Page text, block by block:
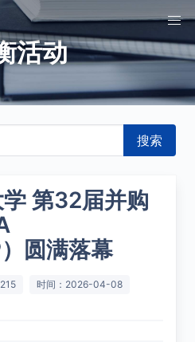
活动
搜索
第32届并购
圆满落幕
时间：2026-04-08